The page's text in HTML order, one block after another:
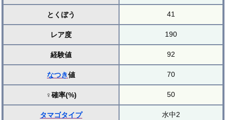
とくぼう 41
レア度 190
経験値 92
なつき値 70
♀確率(%) 50
タマゴタイプ 水中2